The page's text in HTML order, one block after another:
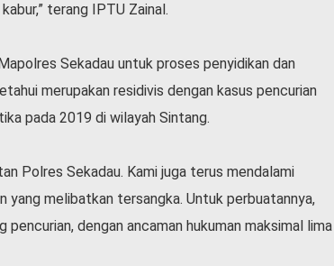
terang IPTU Zainal.
Sekadau untuk proses penyidikan dan
merupakan residivis dengan kasus pencurian
pada 2019 di wilayah Sintang.
Polres Sekadau. Kami juga terus mendalami
yang melibatkan tersangka. Untuk perbuatannya,
dengan ancaman hukuman maksimal lima